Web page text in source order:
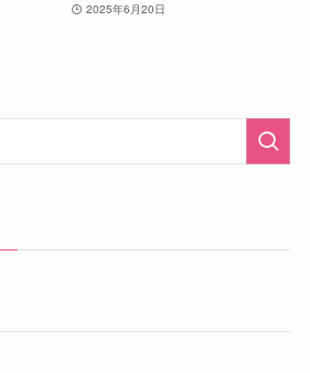
2025年6月20日